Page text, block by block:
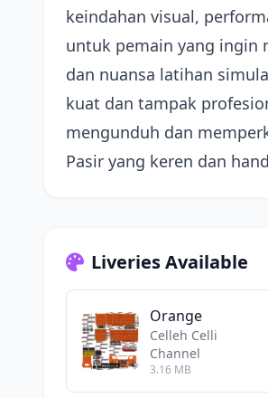
keindahan visual,
untuk pemain yang ingin
dan nuansa latihan
kuat dan tampak
mengunduh dan
Pasir yang keren dan
Liveries Available
Orange
Celleh Celli
Channel
3.16 MB